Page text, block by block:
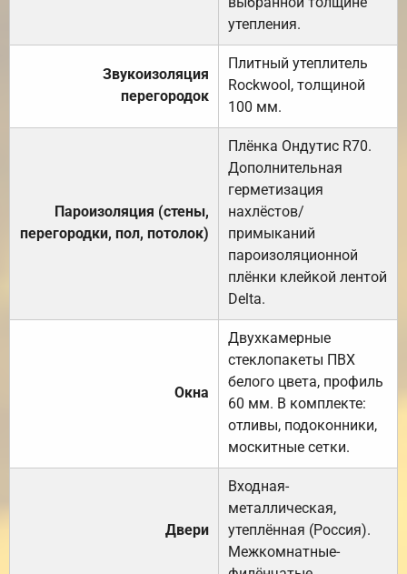
утепления.
Звукоизоляция
перегородок
Плитный утеплитель
Rockwool, толщиной
100 мм.
Пароизоляция (стены,
перегородки, пол, потолок)
Плёнка Ондутис R70.
Дополнительная
герметизация
нахлёстов/
примыканий
пароизоляционной
плёнки клейкой лентой
Delta.
Окна
Двухкамерные
стеклопакеты ПВХ
белого цвета, профиль
60 мм. В комплекте:
отливы, подоконники,
москитные сетки.
Двери
Входная-
металлическая,
утеплённая (Россия).
Межкомнатные-